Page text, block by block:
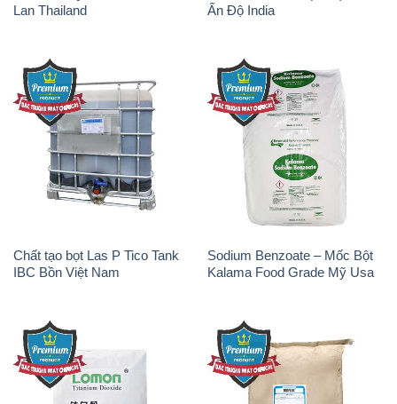
Lan Thailand
Ấn Độ India
Chất tạo bọt Las P Tico Tank
IBC Bồn Việt Nam
Sodium Benzoate – Mốc Bột
Kalama Food Grade Mỹ Usa